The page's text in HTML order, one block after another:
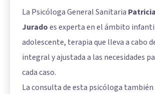
La Psicóloga General Sanitaria
Juradoes experta en el ámbito
adolescente, terapia que lleva a cabo
integral y ajustada a las necesidades
cada caso.
La consulta de esta psicóloga también